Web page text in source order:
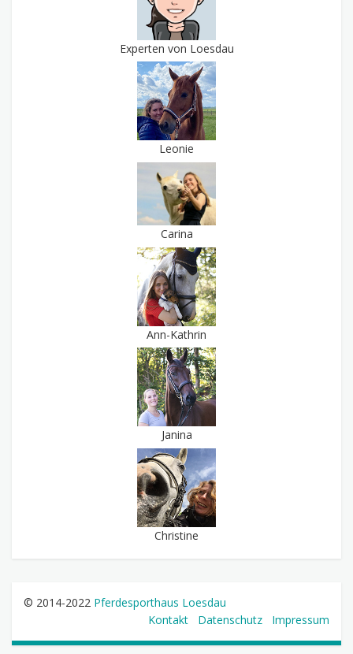
Experten von Loesdau
Leonie
Carina
Ann-Kathrin
Janina
Christine
© 2014-2022 Pferdesporthaus Loesdau
Kontakt
Datenschutz Impressum